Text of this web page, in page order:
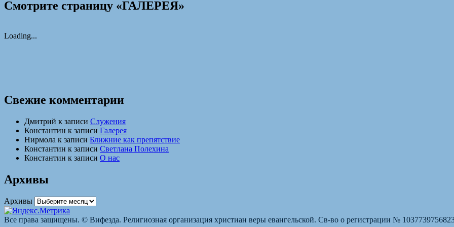
Смотрите страницу «ГАЛЕРЕЯ»
Loading...
Свежие комментарии
Дмитрий к записи Служения
Константин к записи Галерея
Нирмола к записи Ближние как препятствие
Константин к записи Светлана Полехина
Константин к записи О нас
Архивы
Архивы
Все права защищены. © Вифезда. Религиозная организация христиан веры евангельской. Св-во о регистрации №